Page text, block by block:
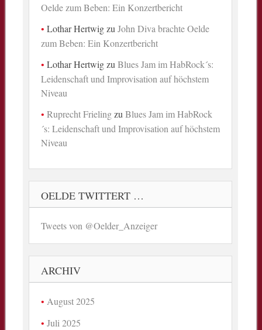
Oelde zum Beben: Ein Konzertbericht
Lothar HertwigzuJohn Diva brachte Oelde
zum Beben: Ein Konzertbericht
Lothar HertwigzuBlues Jam im HabRock´s:
Leidenschaft und Improvisation auf höchstem
Niveau
Ruprecht FrielingzuBlues Jam im HabRock
´s: Leidenschaft und Improvisation auf höchstem
Niveau
OELDE TWITTERT …
Tweets von @Oelder_Anzeiger
ARCHIV
August 2025
Juli 2025